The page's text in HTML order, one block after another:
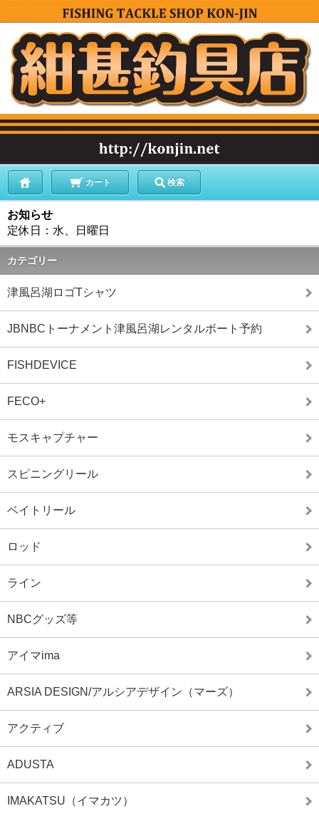
カート 検索
お知らせ
定休日：水、日曜日
カテゴリー
津風呂湖ロゴTシャツ
JBNBCトーナメント津風呂湖レンタルボート予約
FISHDEVICE
FECO+
モスキャプチャー
スピニングリール
ベイトリール
ロッド
ライン
NBCグッズ等
アイマima
ARSIA DESIGN/アルシアデザイン（マーズ）
アクティブ
ADUSTA
IMAKATSU（イマカツ）